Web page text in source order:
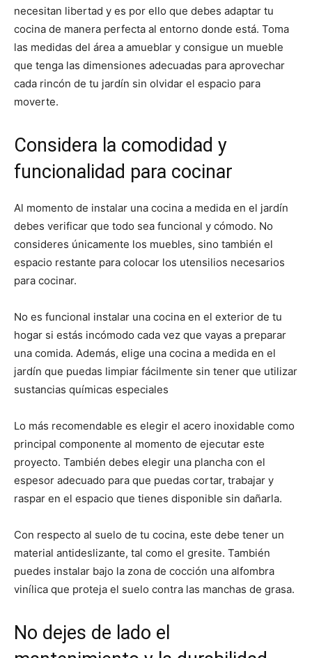
necesitan libertad y es por ello que debes adaptar tu
cocina de manera perfecta al entorno donde está. Toma
las medidas del área a amueblar y consigue un mueble
que tenga las dimensiones adecuadas para aprovechar
cada rincón de tu jardín sin olvidar el espacio para
moverte.
Considera la comodidad y
funcionalidad para cocinar
Al momento de instalar una cocina a medida en el jardín
debes verificar que todo sea funcional y cómodo. No
consideres únicamente los muebles, sino también el
espacio restante para colocar los utensilios necesarios
para cocinar.
No es funcional instalar una cocina en el exterior de tu
hogar si estás incómodo cada vez que vayas a preparar
una comida. Además, elige una cocina a medida en el
jardín que puedas limpiar fácilmente sin tener que utilizar
sustancias químicas especiales
Lo más recomendable es elegir el acero inoxidable como
principal componente al momento de ejecutar este
proyecto. También debes elegir una plancha con el
espesor adecuado para que puedas cortar, trabajar y
raspar en el espacio que tienes disponible sin dañarla.
Con respecto al suelo de tu cocina, este debe tener un
material antideslizante, tal como el gresite. También
puedes instalar bajo la zona de cocción una alfombra
vinílica que proteja el suelo contra las manchas de grasa.
No dejes de lado el